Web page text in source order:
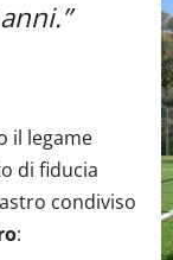
il legame
di fiducia
condiviso
: